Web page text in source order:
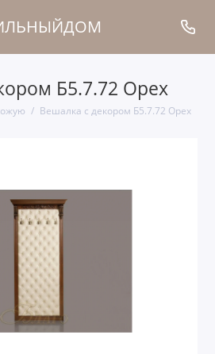
Б5.7.72 Орех
Вешалка с декором Б5.7.72 Орех